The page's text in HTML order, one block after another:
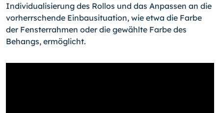
Individualisierung des Rollos und das Anpassen an die
vorherrschende Einbausituation, wie etwa die Farbe
der Fensterrahmen oder die gewählte Farbe des
Behangs, ermöglicht.